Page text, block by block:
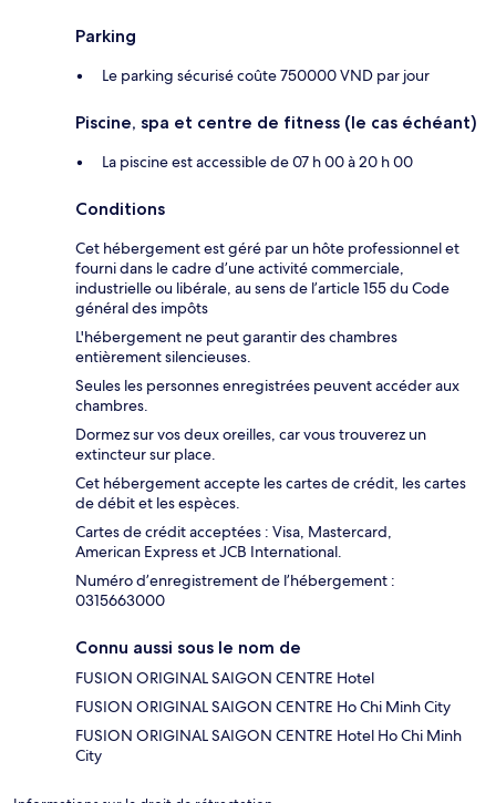
Parking
Le parking sécurisé coûte 750000 VND par jour
Piscine, spa et centre de fitness (le cas échéant)
La piscine est accessible de 07 h 00 à 20 h 00
Conditions
Cet hébergement est géré par un hôte professionnel et
fourni dans le cadre d’une activité commerciale,
industrielle ou libérale, au sens de l’article 155 du Code
général des impôts
L'hébergement ne peut garantir des chambres
entièrement silencieuses.
Seules les personnes enregistrées peuvent accéder aux
chambres.
Dormez sur vos deux oreilles, car vous trouverez un
extincteur sur place.
Cet hébergement accepte les cartes de crédit, les cartes
de débit et les espèces.
Cartes de crédit acceptées : Visa, Mastercard,
American Express et JCB International.
Numéro d’enregistrement de l’hébergement :
0315663000
Connu aussi sous le nom de
FUSION ORIGINAL SAIGON CENTRE Hotel
FUSION ORIGINAL SAIGON CENTRE Ho Chi Minh City
FUSION ORIGINAL SAIGON CENTRE Hotel Ho Chi Minh
City